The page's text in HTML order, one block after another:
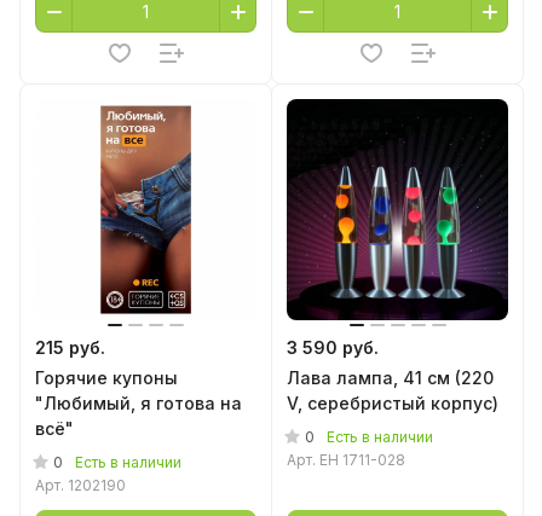
215 руб.
Горячие купоны
"Любимый, я готова на
всё"
0
Есть в наличии
Арт. 1202190
3 590 руб.
Лава лампа, 41 см (220
V, серебристый корпус)
0
Есть в наличии
Арт. EH 1711-028